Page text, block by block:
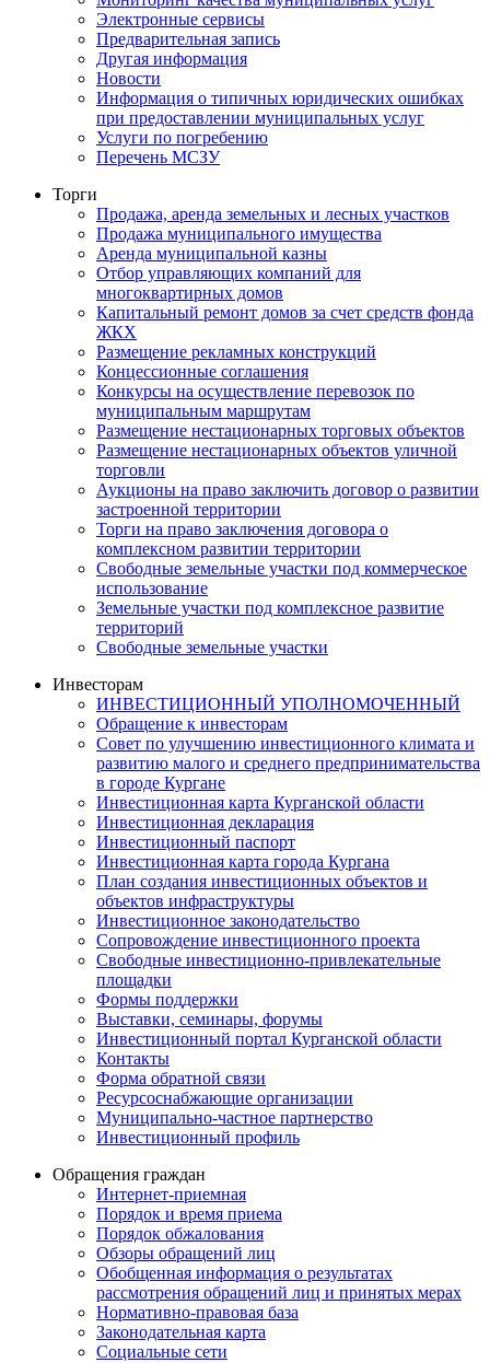
Электронные сервисы
Предварительная запись
Другая информация
Новости
Информация о типичных юридических ошибках
при предоставлении муниципальных услуг
Услуги по погребению
Перечень МСЗУ
Торги
Продажа, аренда земельных и лесных участков
Продажа муниципального имущества
Аренда муниципальной казны
Отбор управляющих компаний для
многоквартирных домов
Капитальный ремонт домов за счет средств фонда
ЖКХ
Размещение рекламных конструкций
Концессионные соглашения
Конкурсы на осуществление перевозок по
муниципальным маршрутам
Размещение нестационарных торговых объектов
Размещение нестационарных объектов уличной
торговли
Аукционы на право заключить договор о развитии
застроенной территории
Торги на право заключения договора о
комплексном развитии территории
Свободные земельные участки под коммерческое
использование
Земельные участки под комплексное развитие
территорий
Свободные земельные участки
Инвесторам
ИНВЕСТИЦИОННЫЙ УПОЛНОМОЧЕННЫЙ
Обращение к инвесторам
Совет по улучшению инвестиционного климата и
развитию малого и среднего предпринимательства
в городе Кургане
Инвестиционная карта Курганской области
Инвестиционная декларация
Инвестиционный паспорт
Инвестиционная карта города Кургана
План создания инвестиционных объектов и
объектов инфраструктуры
Инвестиционное законодательство
Сопровождение инвестиционного проекта
Свободные инвестиционно-привлекательные
площадки
Формы поддержки
Выставки, семинары, форумы
Инвестиционный портал Курганской области
Контакты
Форма обратной связи
Ресурсоснабжающие организации
Муниципально-частное партнерство
Инвестиционный профиль
Обращения граждан
Интернет-приемная
Порядок и время приема
Порядок обжалования
Обзоры обращений лиц
Обобщенная информация о результатах
рассмотрения обращений лиц и принятых мерах
Нормативно-правовая база
Законодательная карта
Социальные сети